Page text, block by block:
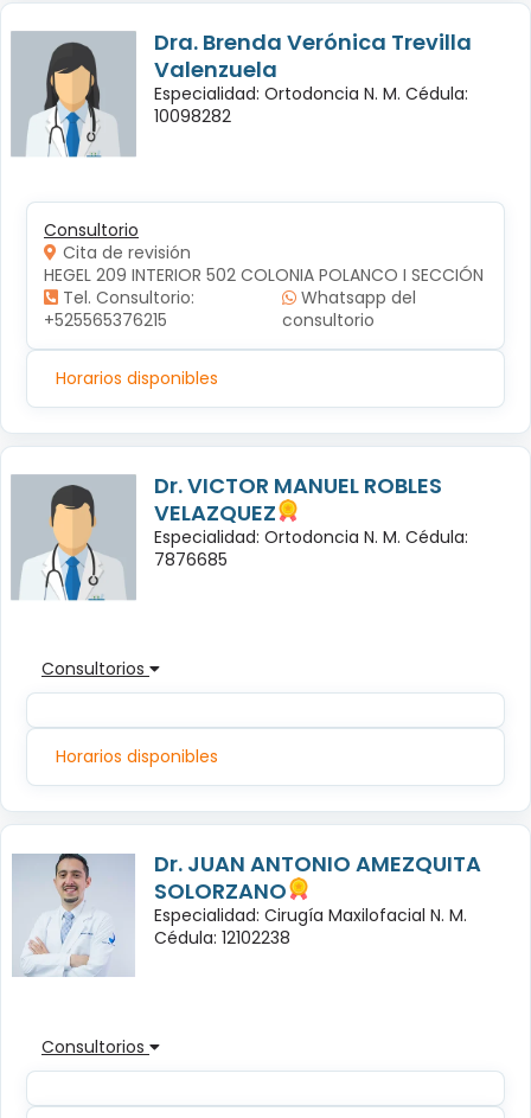
Dra. Brenda Verónica Trevilla
Valenzuela
Especialidad: Ortodoncia N. M. Cédula:
10098282
Consultorio
Cita de revisión
HEGEL 209 INTERIOR 502 COLONIA POLANCO I SECCIÓN
Tel. Consultorio:
+525565376215
Whatsapp del
consultorio
Horarios disponibles
Dr. VICTOR MANUEL ROBLES
VELAZQUEZ
Especialidad: Ortodoncia N. M. Cédula:
7876685
Consultorios
Horarios disponibles
Dr. JUAN ANTONIO AMEZQUITA
SOLORZANO
Especialidad: Cirugía Maxilofacial N. M.
Cédula: 12102238
Consultorios